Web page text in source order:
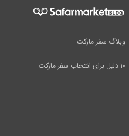
وبلاگ سفر مارکت
۱۰ دلیل برای انتخاب سفر مارکت